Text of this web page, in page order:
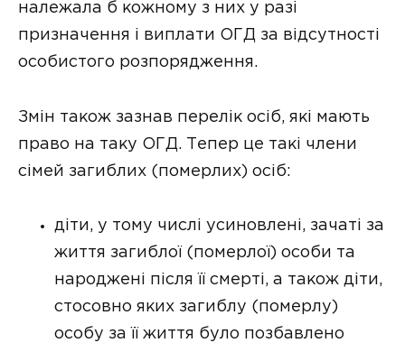
належала б кожному з них у разі
призначення і виплати ОГД за відсутності
особистого розпорядження.
Змін також зазнав перелік осіб, які мають
право на таку ОГД. Тепер це такі члени
сімей загиблих (померлих) осіб:
діти, у тому числі усиновлені, зачаті за
життя загиблої (померлої) особи та
народжені після її смерті, а також діти,
стосовно яких загиблу (померлу)
особу за її життя було позбавлено